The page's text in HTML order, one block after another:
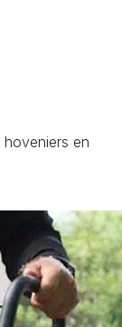
hoveniers en